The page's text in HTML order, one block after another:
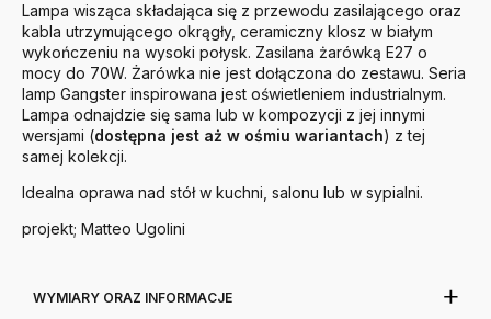
Lampa wisząca składająca się z przewodu zasilającego oraz
kabla utrzymującego okrągły, ceramiczny klosz w białym
wykończeniu na wysoki połysk. Zasilana żarówką E27 o
mocy do 70W. Żarówka nie jest dołączona do zestawu. Seria
lamp Gangster inspirowana jest oświetleniem industrialnym.
Lampa odnajdzie się sama lub w kompozycji z jej innymi
wersjami (dostępna jest aż w ośmiu wariantach) z tej
samej kolekcji.
Idealna oprawa nad stół w kuchni, salonu lub w sypialni.
projekt; Matteo Ugolini
WYMIARY ORAZ INFORMACJE